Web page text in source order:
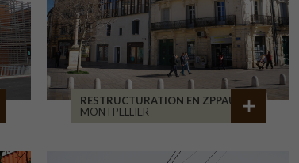
RESTRUCTURATION EN ZPPAUP
MONTPELLIER